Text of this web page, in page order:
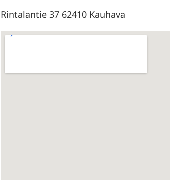
Rintalantie 37 62410 Kauhava